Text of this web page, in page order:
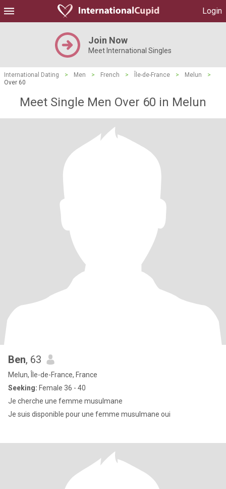
Login
Join Now
Meet International Singles
International Dating > Men > French > Île-de-France > Melun
>
Over 60
Meet Single Men Over 60 in Melun
Ben, 63
Melun, Île-de-France, France
Seeking: Female 36 - 40
Je cherche une femme musulmane
Je suis disponible pour une femme musulmane oui